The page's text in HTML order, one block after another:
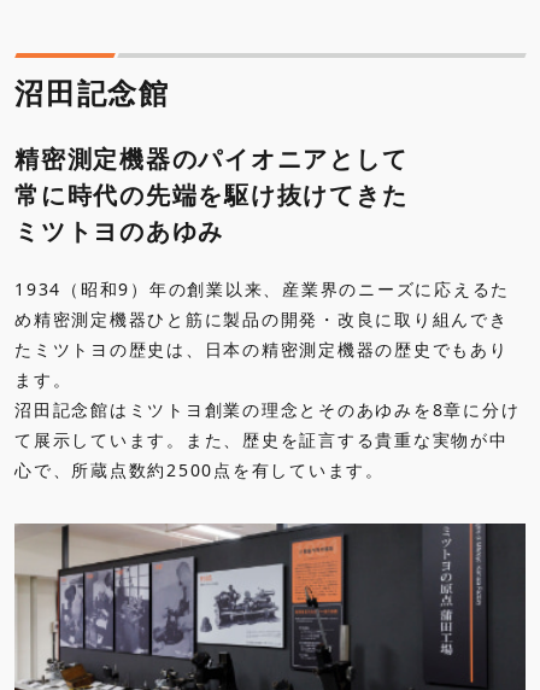
ご予約からご見学までの流れ
バーチャルミュージアム
沼田記念館
精密測定機器のパイオニアとして
常に時代の先端を駆け抜けてきた
ミツトヨのあゆみ
1934（昭和9）年の創業以来、産業界のニーズに応えるた
め精密測定機器ひと筋に製品の開発・改良に取り組んでき
たミツトヨの歴史は、日本の精密測定機器の歴史でもあり
ます。
沼田記念館はミツトヨ創業の理念とそのあゆみを8章に分け
て展示しています。また、歴史を証言する貴重な実物が中
心で、所蔵点数約2500点を有しています。